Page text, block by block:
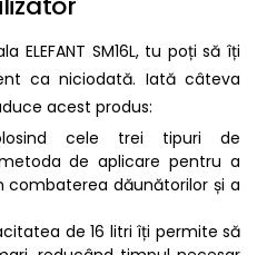
SM16L, tu poți să îți
ca niciodată. Iată câteva
acest produs:
cele trei tipuri de
de aplicare pentru a
dăunătorilor și a
de 16 litri îți permite să